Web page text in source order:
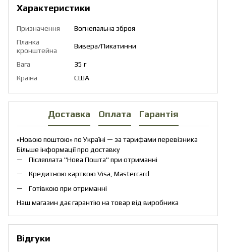
Характеристики
Призначення
Вогнепальна зброя
Планка
кронштейна
Вивера/Пикатинни
Вага
35 г
Країна
США
Доставка Оплата Гарантія
«Новою поштою» по Україні — за тарифами перевізника
Більше інформації про доставку
Післяплата "Нова Пошта" при отриманні
Кредитною карткою Visa, Mastercard
Готівкою при отриманні
Наш магазин дає гарантію на товар від виробника
Відгуки